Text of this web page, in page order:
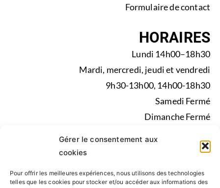
Gérer le consentement aux
cookies
Pour offrir les meilleures expériences, nous utilisons des technologies
telles que les cookies pour stocker et/ou accéder aux informations des
Formulaire de contact
HORAIRES
Lundi 14h00–18h30
Mardi, mercredi, jeudi et vendredi
9h30-13h00, 14h00-18h30
Samedi Fermé
Dimanche Fermé
9h30-13h00, 14h00-17h30
Mentions légales|Politique de confidentialité|